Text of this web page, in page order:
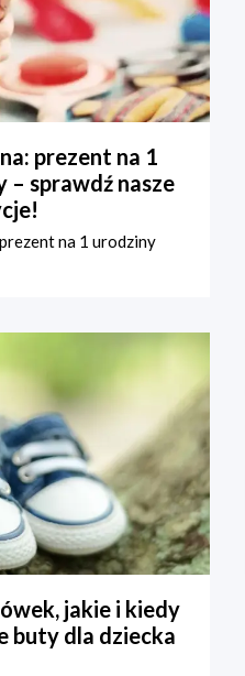
prezent na 1
– sprawdź nasze
na 1 urodziny
jakie i kiedy
buty dla dziecka